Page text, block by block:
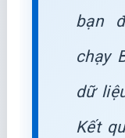
bạn
chạy
dữ
Kết